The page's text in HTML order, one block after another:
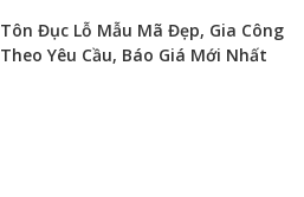
Tôn Đục Lỗ Mẫu Mã Đẹp, Gia Công
Theo Yêu Cầu, Báo Giá Mới Nhất